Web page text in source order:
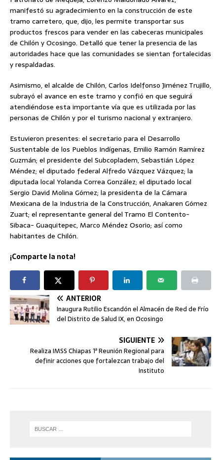
manifestó su agradecimiento en la construcción de este
tramo carretero, que, dijo, les permite transportar sus
productos frescos para vender en las cabeceras municipales
de Chilón y Ocosingo. Detalló que tener la presencia de las
autoridades hace que las comunidades se sientan fortalecidas
y respaldadas.
Asimismo, el alcalde de Chilón, Carlos Idelfonso Jiménez Trujillo,
subrayó el avance en este tramo y confió en que seguirá
atendiéndose esta importante vía que es utilizada por las
personas de Chilón y por el turismo nacional y extranjero.
Estuvieron presentes: el secretario para el Desarrollo
Sustentable de los Pueblos Indígenas, Emilio Ramón Ramírez
Guzmán; el presidente del Subcopladem, Sebastián López
Méndez; el diputado federal Alfredo Vázquez Vázquez; la
diputada local Yolanda Correa González; el diputado local
Sergio David Molina Gómez; la presidenta de la Cámara
Mexicana de la Industria de la Construcción, Anakaren Gómez
Zuart; el representante general del Tramo El Contento-
Sibaca- Guaquitepec, Marco Méndez Osorio; así como
habitantes de Chilón.
¡Comparte la nota!
ANTERIOR
Inaugura Rutilio Escandón el Almacén de Red de Frío
del Distrito de Salud IX, en Ocosingo
SIGUIENTE
Realiza IMSS Chiapas 1ª Reunión Regional para
definir acciones que fortalezcan trabajo del
Instituto